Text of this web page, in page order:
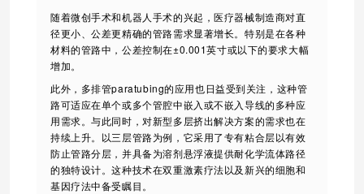
随着微创手术和机器人手术的兴起，医疗器械制造商对直
径更小、公差更精确的管路需求显著增长。特别是在各种
材料的管路中，公差控制在±0.001英寸或以下的要求大幅
增加。
此外，多排管paratubing的应用也日益受到关注，这种管
路可适应在单个或多个管腔中嵌入或不嵌入导线的多种应
用需求。与此同时，对新型多层挤出解决方案的需求也在
持续上升。以三层管路为例，它采用了专有粘合层以有效
防止管路分层，并具备为溶剂悬浮液提供耐化学流体路径
的独特设计。这种技术在双重激素疗法以及新兴的细胞和
基因疗法中备受瞩目。